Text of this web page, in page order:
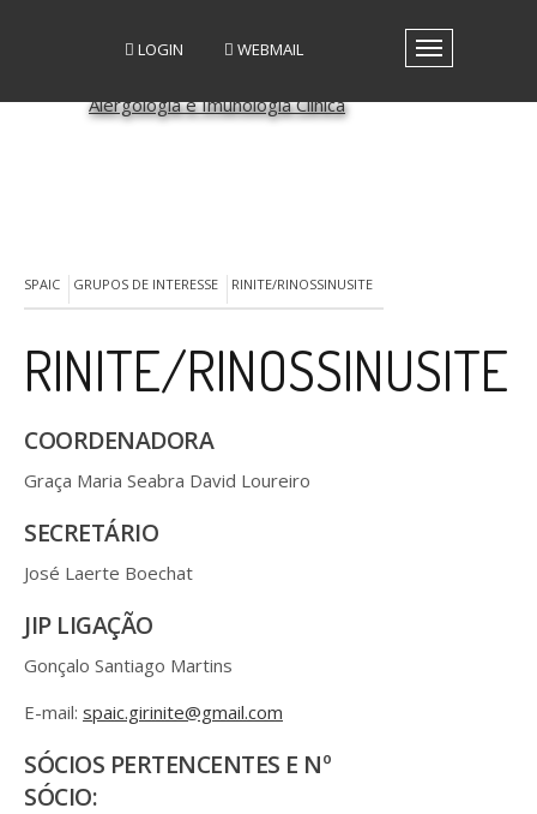
Toggle
GRUPOS DE INTERESSE
PATROCÍNIO CIENTÍFICO
LOGIN WEBMAIL
SPAIC GRUPOS DE INTERESSE RINITE/RINOSSINUSITE
RINITE/RINOSSINUSITE
COORDENADORA
Graça Maria Seabra David Loureiro
SECRETÁRIO
José Laerte Boechat
JIP LIGAÇÃO
Gonçalo Santiago Martins
E-mail: spaic.girinite@gmail.com
SÓCIOS PERTENCENTES E Nº
SÓCIO: